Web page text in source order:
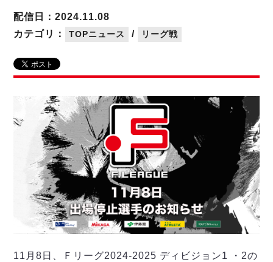
個人ランキング｜シュート成功率
個人ランキング｜第2PK
メットライフ生命Ｆ２リーグ
戦績表
警告・退場・出場停止選手
個人ランキング｜ゴール
個人ランキング｜シュート
個人ランキング｜シュート成功率
個人ランキング｜第2PK
メットライフ生命Ｆリーグカップ 2026
立川アスレティックFC
ペスカドーラ町田
ボアルース長野
シュライカー大阪
ボルクバレット北九州
バサジィ大分
メットライフ生命Ｆ２リーグ
ヴォスクオーレ仙台
マルバ水戸FC
リガーレヴィア葛飾
リーグ概要 ABOUT US
リーグ概要
大会概要
リーグ要項
クラブライセンス関連
アリーナ観戦マナー&ルール
過去の記録
過去の試合記録
ディビジョン1 試合記録
ディビジョン2 試合記録
Ｆリーグカップ 試合記録
リーグ統計データ
記念ゴール
プロジェクト PROJECT
ABeam AWARD
DIVISION01
DIVISION 02
カテゴリ： TOPニュース / リーグ戦
配信日：2024.11.08
11月8日、Ｆリーグ2024-2025 ディビジョン1 ・2の